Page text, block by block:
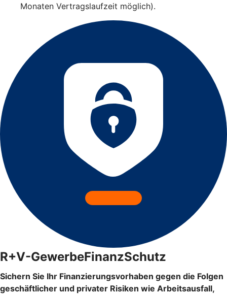
Monaten Vertragslaufzeit möglich).
R+V-GewerbeFinanzSchutz
Sichern Sie Ihr Finanzierungsvorhaben gegen die Folgen
geschäftlicher und privater Risiken wie Arbeitsausfall,